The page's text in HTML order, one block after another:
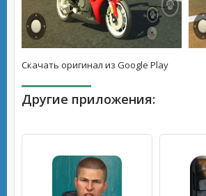
Скачать оригинал из Google Play
Другие приложения: